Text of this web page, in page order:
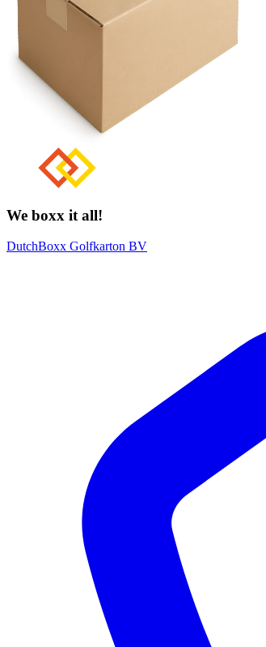
We boxx it all!
DutchBoxx Golfkarton BV